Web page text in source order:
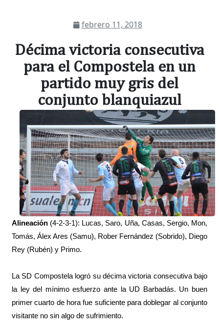
febrero 11, 2018
Décima victoria consecutiva
para el Compostela en un
partido muy gris del
conjunto blanquiazul
Alineación (4-2-3-1): Lucas, Saro, Uña, Casas, Sergio, Mon,
Tomás, Álex Ares (Samu), Rober Fernández (Sobrido), Diego
Rey (Rubén) y Primo.
La SD Compostela logró su décima victoria consecutiva bajo
la ley del mínimo esfuerzo ante la UD Barbadás. Un buen
primer cuarto de hora fue suficiente para doblegar al conjunto
visitante no sin algo de sufrimiento.